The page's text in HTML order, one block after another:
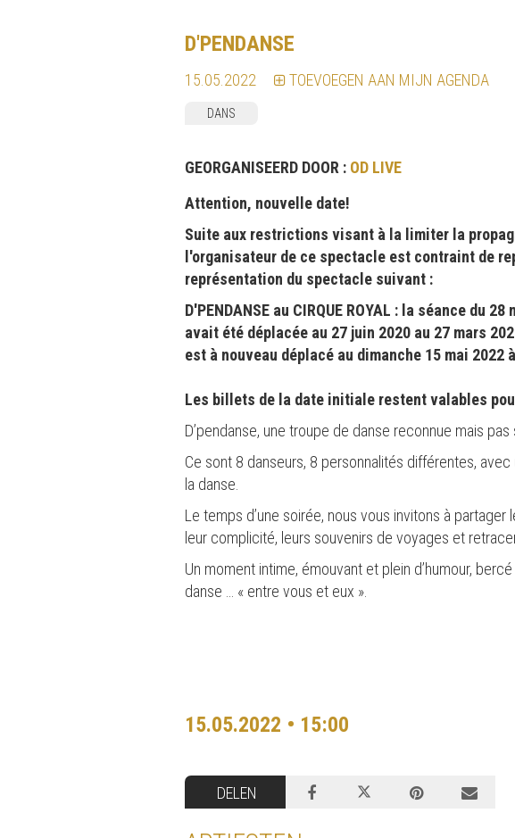
D'PENDANSE
15.05.2022 TOEVOEGEN AAN MIJN AGENDA
DANS
GEORGANISEERD DOOR : OD LIVE
Attention, nouvelle date!
Suite aux restrictions visant à la limiter la
l'organisateur de ce spectacle est contraint de
représentation du spectacle suivant :
D'PENDANSE au CIRQUE ROYAL : la séance du
avait été déplacée au 27 juin 2020 au 27 mars
est à nouveau déplacé au dimanche 15 mai 2022
Les billets de la date initiale restent valables
D’pendanse, une troupe de danse reconnue mais pas
Ce sont 8 danseurs, 8 personnalités différentes,
la danse.
Le temps d’une soirée, nous vous invitons à partager
leur complicité, leurs souvenirs de voyages et
Un moment intime, émouvant et plein d’humour,
danse … « entre vous et eux ».
15.05.2022 • 15:00
DELEN